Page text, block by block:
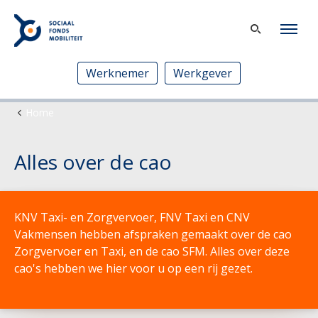
Werknemer Werkgever
Alles over de cao
KNV Taxi- en Zorgvervoer, FNV Taxi en CNV
Vakmensen hebben afspraken gemaakt over de cao
Zorgvervoer en Taxi, en de cao SFM. Alles over deze
cao's hebben we hier voor u op een rij gezet.